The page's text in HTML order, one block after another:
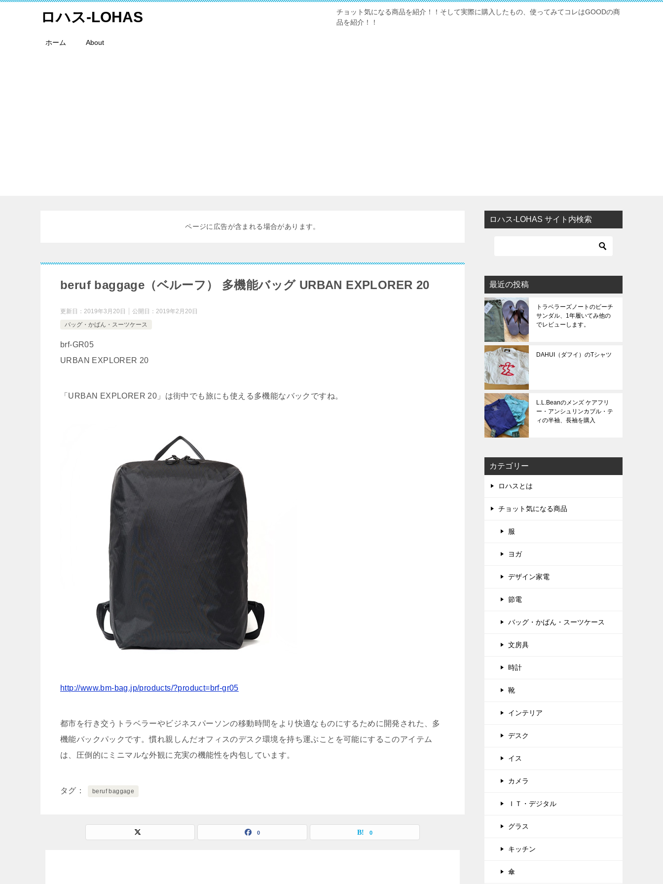
ロハス-LOHAS
チョット気になる商品を紹介！！そして実際に購入したもの、使ってみてコレはGOODの商
品を紹介！！
ホーム About
ページに広告が含まれる場合があります。
beruf baggage（ベルーフ） 多機能バッグ URBAN EXPLORER 20
更新日： 2019年3月20日 公開日： 2019年2月20日
バッグ・かばん・スーツケース
brf-GR05
URBAN EXPLORER 20
「URBAN EXPLORER 20」は街中でも旅にも使える多機能なバックですね。
http://www.bm-bag.jp/products/?product=brf-gr05
都市を行き交うトラベラーやビジネスパーソンの移動時間をより快適なものにするために開発された、多
機能バックパックです。慣れ親しんだオフィスのデスク環境を持ち運ぶことを可能にするこのアイテム
は、圧倒的にミニマルな外観に充実の機能性を内包しています。
タグ beruf baggage
0 0
ロハス-LOHAS サイト内検索
最近の投稿
トラベラーズノートのビーチ
サンダル、1年履いてみ他の
でレビューします。
DAHUI（ダフイ）のTシャツ
L.L.Beanのメンズ ケアフリ
ー・アンシュリンカブル・テ
ィの半袖、長袖を購入
カテゴリー
ロハスとは
チョット気になる商品
服
ヨガ
デザイン家電
節電
バッグ・かばん・スーツケース
文房具
時計
靴
インテリア
デスク
イス
カメラ
ＩＴ・デジタル
グラス
キッチン
傘